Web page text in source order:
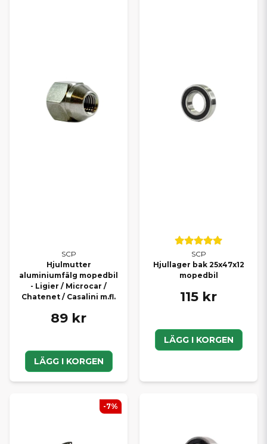
TRYGGT VAL FÖR DIN
MOPEDBIL
SCP
Hjulmutter
aluminiumfälg mopedbil
- Ligier / Microcar /
Chatenet / Casalini m.fl.
89 kr
LÄGG I KORGEN
SCP
Hjullager bak 25x47x12
mopedbil
115 kr
LÄGG I KORGEN
-7%